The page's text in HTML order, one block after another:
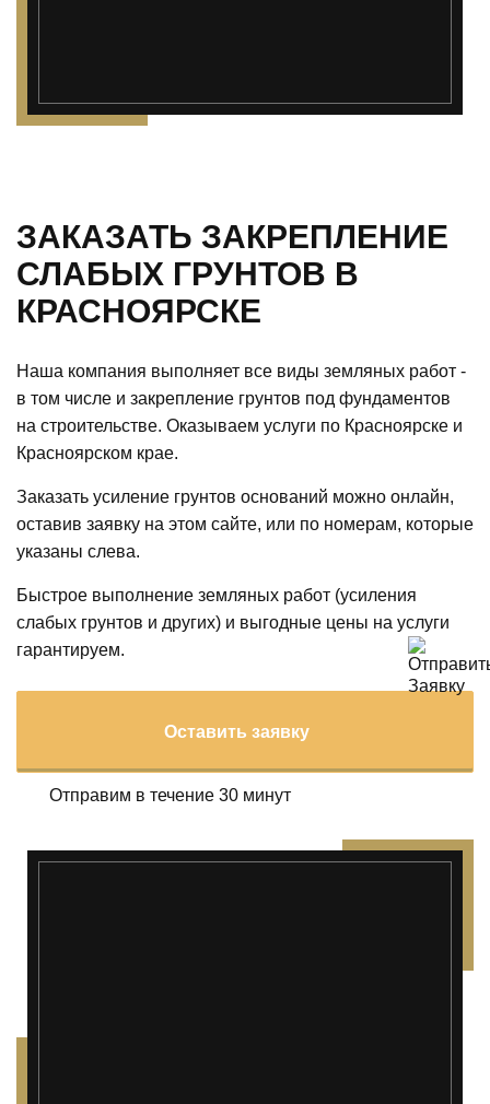
ЗАКАЗАТЬ ЗАКРЕПЛЕНИЕ
СЛАБЫХ ГРУНТОВ В
КРАСНОЯРСКЕ
Наша компания выполняет все виды земляных работ -
в том числе и закрепление грунтов под фундаментов
на строительстве. Оказываем услуги по Красноярске и
Красноярском крае.
Заказать усиление грунтов оснований можно онлайн,
оставив заявку на этом сайте, или по номерам, которые
указаны слева.
Быстрое выполнение земляных работ (усиления
слабых грунтов и других) и выгодные цены на услуги
гарантируем.
Оставить заявку
Отправим в течение 30 минут